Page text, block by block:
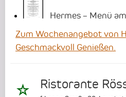
Hermes – Menü
Zum Wochenangebot von
Geschmackvoll Genießen.
Ristorante